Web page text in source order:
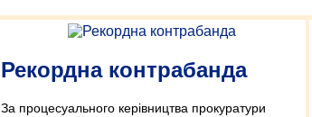
Рекордна контрабанда
За процесуального керівництва прокуратури